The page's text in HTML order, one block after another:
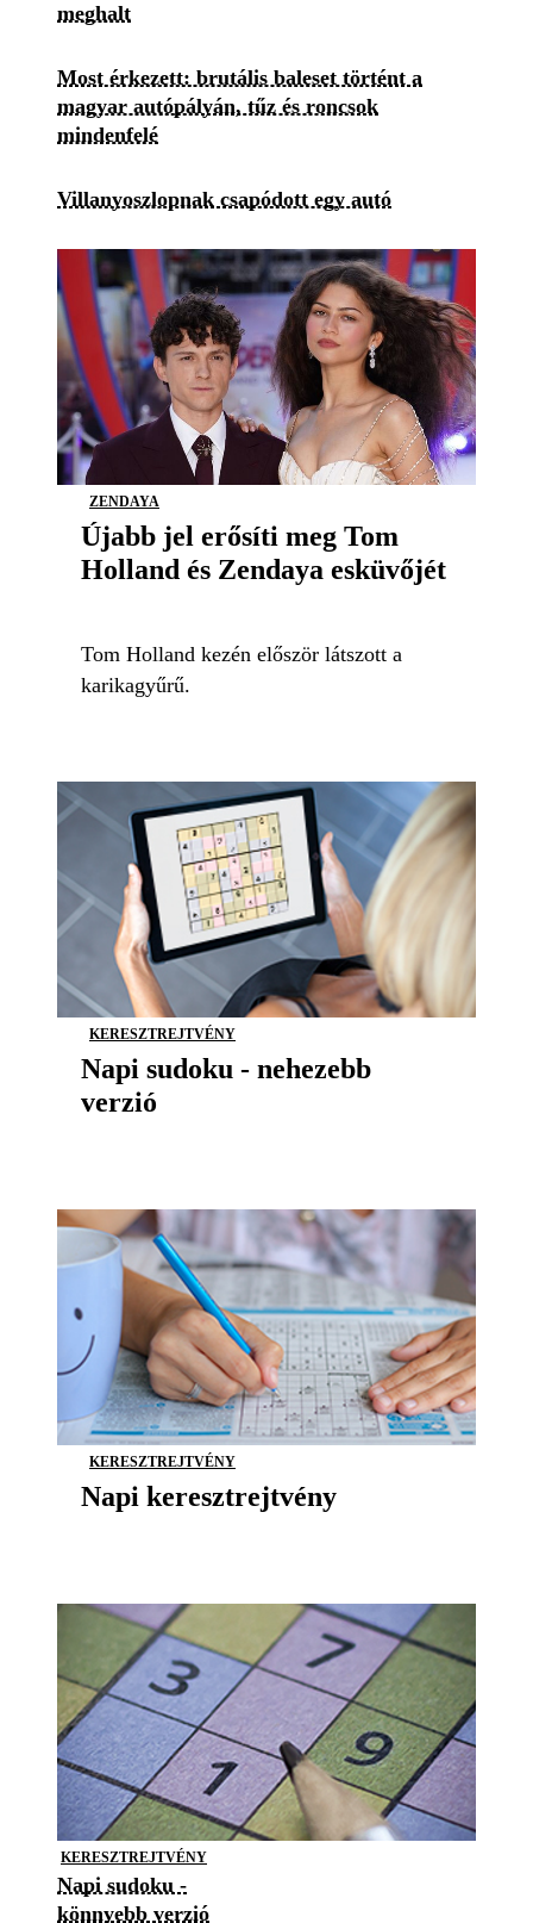
meghalt
Most érkezett: brutális baleset történt a
magyar autópályán, tűz és roncsok
mindenfelé
Villanyoszlopnak csapódott egy autó
ZENDAYA
Újabb jel erősíti meg Tom
Holland és Zendaya esküvőjét
Tom Holland kezén először látszott a
karikagyűrű.
KERESZTREJTVÉNY
Napi sudoku - nehezebb
verzió
KERESZTREJTVÉNY
Napi keresztrejtvény
KERESZTREJTVÉNY
Napi sudoku -
könnyebb verzió